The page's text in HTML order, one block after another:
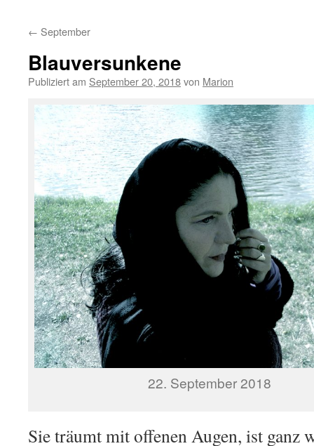
springen
← September
Blauversunkene
Publiziert am September 20, 2018von Marion
22. September 2018
Sie träumt mit offenen Augen, ist ganz